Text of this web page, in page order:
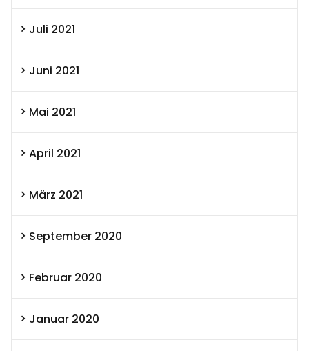
Juli 2021
Juni 2021
Mai 2021
April 2021
März 2021
September 2020
Februar 2020
Januar 2020